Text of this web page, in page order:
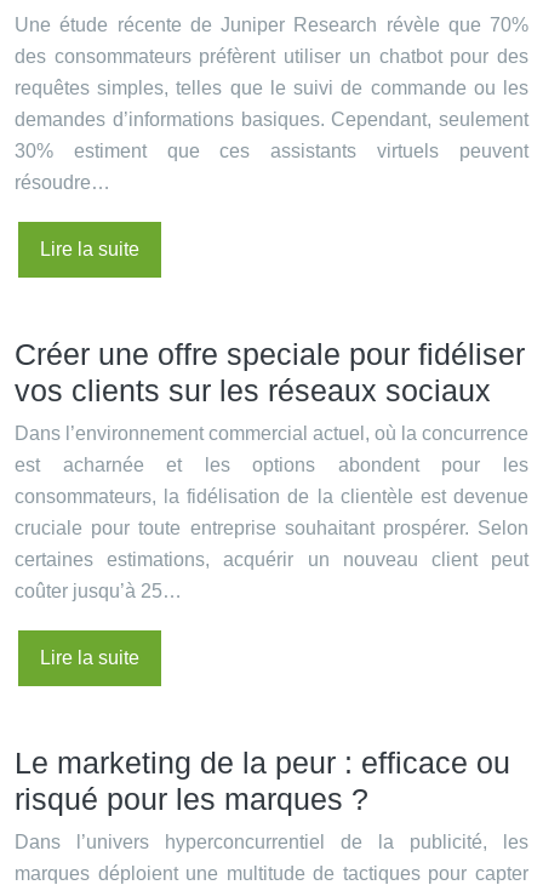
Une étude récente de Juniper Research révèle que 70%
des consommateurs préfèrent utiliser un chatbot pour des
requêtes simples, telles que le suivi de commande ou les
demandes d’informations basiques. Cependant, seulement
30% estiment que ces assistants virtuels peuvent
résoudre…
Lire la suite
Créer une offre speciale pour fidéliser
vos clients sur les réseaux sociaux
Dans l’environnement commercial actuel, où la concurrence
est acharnée et les options abondent pour les
consommateurs, la fidélisation de la clientèle est devenue
cruciale pour toute entreprise souhaitant prospérer. Selon
certaines estimations, acquérir un nouveau client peut
coûter jusqu’à 25…
Lire la suite
Le marketing de la peur : efficace ou
risqué pour les marques ?
Dans l’univers hyperconcurrentiel de la publicité, les
marques déploient une multitude de tactiques pour capter